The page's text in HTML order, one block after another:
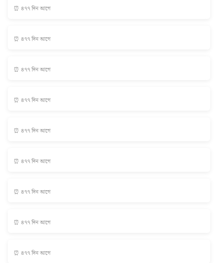
⏰ ৪৭৭ দিন আগে
⏰ ৪৭৭ দিন আগে
⏰ ৪৭৭ দিন আগে
⏰ ৪৭৭ দিন আগে
⏰ ৪৭৭ দিন আগে
⏰ ৪৭৭ দিন আগে
⏰ ৪৭৭ দিন আগে
⏰ ৪৭৭ দিন আগে
⏰ ৪৭৭ দিন আগে